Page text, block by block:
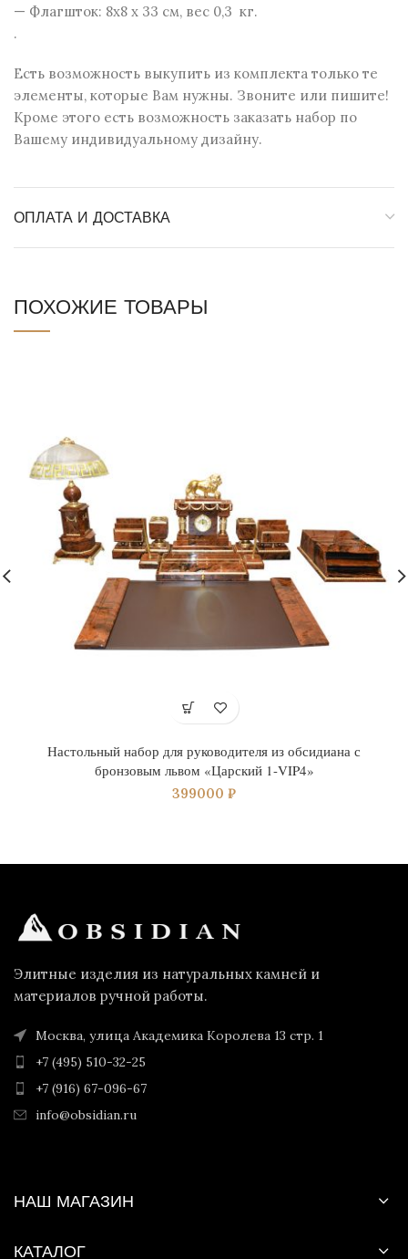
— Флагшток: 8х8 х 33 см, вес 0,3 кг.
.
Есть возможность выкупить из комплекта только те
элементы, которые Вам нужны. Звоните или пишите!
Кроме этого есть возможность заказать набор по
Вашему индивидуальному дизайну.
ОПЛАТА И ДОСТАВКА
ПОХОЖИЕ ТОВАРЫ
Настольный набор для руководителя из обсидиана с
бронзовым львом «Царский 1-VIP4»
399000 ₽
Элитные изделия из натуральных камней и
материалов ручной работы.
Москва, улица Академика Королева 13 стр. 1
+7 (495) 510-32-25
+7 (916) 67-096-67
info@obsidian.ru
НАШ МАГАЗИН
КАТАЛОГ